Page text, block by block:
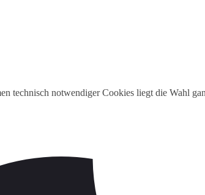
technisch notwendiger Cookies liegt die Wahl